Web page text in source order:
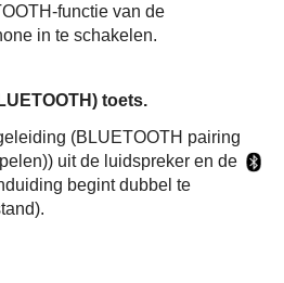
functie van de
in te schakelen.
toets.
(BLUETOOTH pairing
uit de luidspreker en de
begint dubbel te